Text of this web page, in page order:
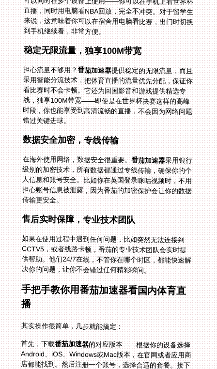
到手机继续看，非常方便。
稳定无限流量，独享100M带宽
担心流量不够用？番茄加速器提供稳定的无限流量，而且
采用智能分流技术，把体育直播的流量优先分配，保证你
看比赛时不会卡顿。它还为回国影音和游戏提供精选专
线，独享100M带宽——即使是在世界杯决赛这样的高峰
时段，你也能享受到高清流畅的直播，不会因为网络问题
错过关键进球。
数据安全加密，专线传输
在海外使用网络，数据安全很重要。番茄加速器采用银行
级别的加密技术，所有数据都通过专线传输，确保你的个
人信息和账号安全。比如你在英国登录咪咕视频时，不用
担心账号信息被泄露，因为番茄的加密保护会让你的数据
传输更安全。
售后实时保障，专业技术团队
如果在使用过程中遇到任何问题，比如突然无法连接到
CCTV5，或者线路卡顿，番茄的专业技术团队会实时提
供帮助。他们24/7在线，不管你在哪个时区，都能快速解
决你的问题，让你不会错过任何精彩瞬间。
手把手教你用番茄加速器看国内体育直
播
其实操作很简单，几步就能搞定：
首先，下载番茄加速器的对应版本——根据你的设备选择
Android、iOS、Windows或Mac版本，在官网或者应用商
店都能找到。然后注册一个账号，选择合适的套餐。接下